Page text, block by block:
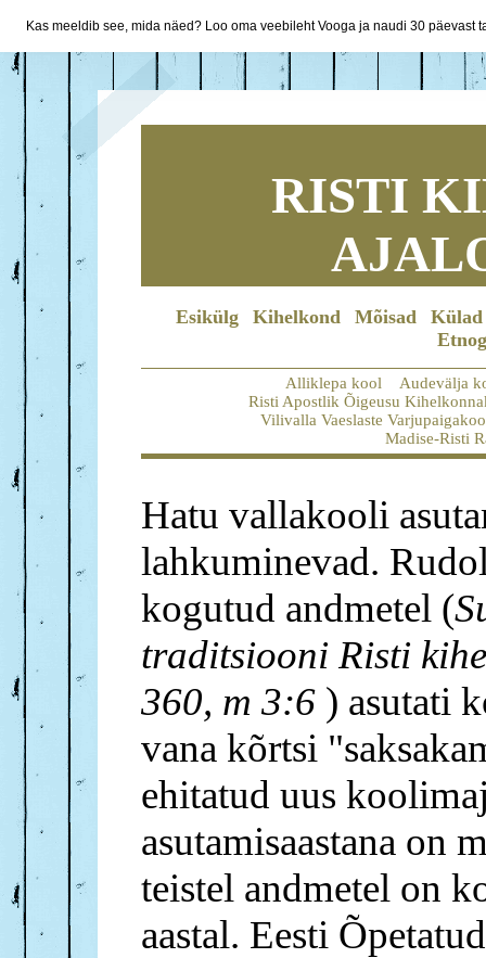
RISTI
Esikülg Kihelkond Mõisad
Külad
Alliklepa kool
Audevälja
Risti Apostlik Õigeusu
Vilivalla Vaeslaste
Madise-Risti
Hatu vallakooli
lahkuminevad.
kogutud andmetel (
traditsiooni Risti
360, m 3:6 ) asutati
vana kõrtsi
ehitatud uus
asutamisaastana on
teistel andmetel on
aastal. Eesti
Kas meeldib see, mida näed? Loo oma veebileht Vooga ja naudi 30 päevast